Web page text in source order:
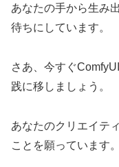
あなたの手から生み
待ちにしています。
さあ、今すぐ
践に移しましょう。
あなたのクリエイテ
ことを願っています。